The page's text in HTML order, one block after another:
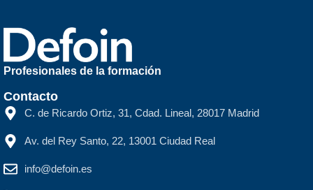
Profesionales de la formación
Contacto
C. de Ricardo Ortiz, 31, Cdad. Lineal, 28017 Madrid
Av. del Rey Santo, 22, 13001 Ciudad Real
info@defoin.es